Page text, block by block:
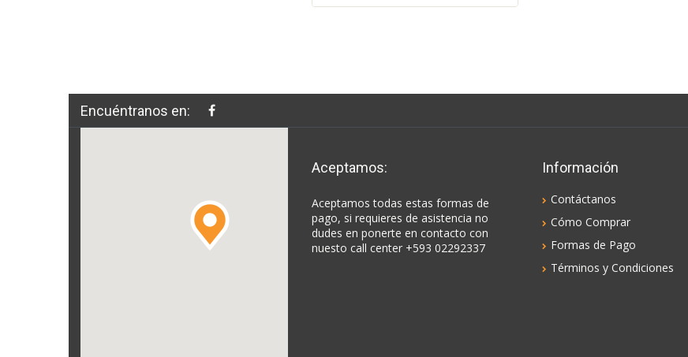
Encuéntranos en:
Aceptamos:
Aceptamos todas estas formas de
pago, si requieres de asistencia no
dudes en ponerte en contacto con
nuesto call center +593 02292337
Información
Contáctanos
Cómo Comprar
Formas de Pago
Términos y Condiciones